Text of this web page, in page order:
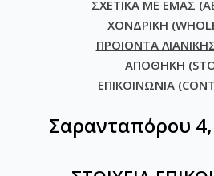
ΣΧΕΤΙΚΑ ΜΕ ΕΜΑΣ
ΧΟΝΔΡΙΚΗ
ΠΡΟΙΟΝΤΑ
ΑΠΟΘΗΚΗ
ΕΠΙΚΟΙΝΩΝΙΑ
Σαρανταπόρου 4,